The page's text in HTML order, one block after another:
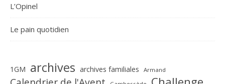
L’Opinel
Le pain quotidien
1GM archives archives familiales Armand